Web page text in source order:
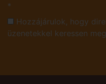
*
Hozzájárulok, hogy
üzenetekkel keressen